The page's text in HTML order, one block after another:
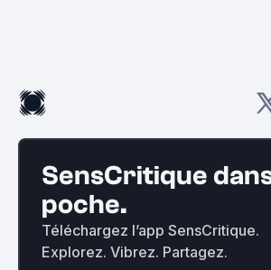
SensCritique
poche.
Téléchargez l’app SensCritique.
Explorez. Vibrez. Partagez.